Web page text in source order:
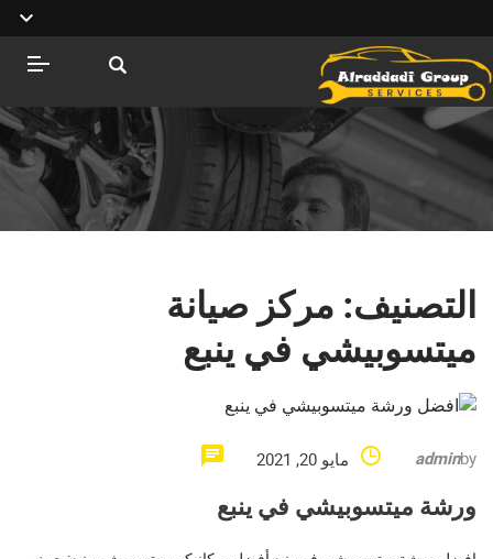
التصنيف: مركز صيانة
ميتسوبيشي في ينبع
by
admin مايو 20, 2021
ورشة ميتسوبيشي في ينبع